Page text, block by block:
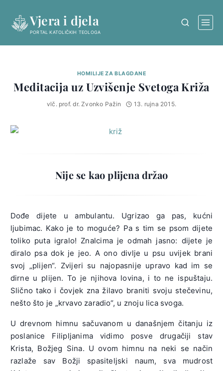
content
Vjera i djela
PORTAL KATOLIČKIH TEOLOGA
HOMILIJE ZA BLAGDANE
Meditacija uz Uzvišenje Svetoga Križa
vlč. prof. dr. Zvonko Pažin 13. rujna 2015.
Nije se kao plijena držao
Dođe dijete u ambulantu. Ugrizao ga pas, kućni
ljubimac. Kako je to moguće? Pa s tim se psom dijete
toliko puta igralo! Znalcima je odmah jasno: dijete je
diralo psa dok je jeo. A ono divlje u psu uvijek brani
svoj „plijen“. Zvijeri su najopasnije upravo kad im se
dirne u plijen. To je njihova lovina, i to ne ispuštaju.
Slično tako i čovjek zna žilavo braniti svoju stečevinu,
nešto što je „krvavo zaradio“, u znoju lica svoga.
U drevnom himnu sačuvanom u današnjem čitanju iz
poslanice Filipljanima vidimo posve drugačiji stav
Krista, Božjeg Sina. U ovom himnu na neki se način
razlaže sav Božji spasiteljski naum, sva mudrost